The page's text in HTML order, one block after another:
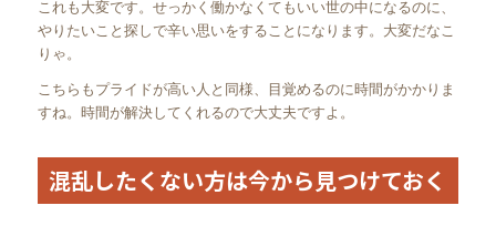
これも大変です。せっかく働かなくてもいい世の中になるのに、
やりたいこと探しで辛い思いをすることになります。大変だなこ
りゃ。
こちらもプライドが高い人と同様、目覚めるのに時間がかかりま
すね。時間が解決してくれるので大丈夫ですよ。
混乱したくない方は今から見つけておく